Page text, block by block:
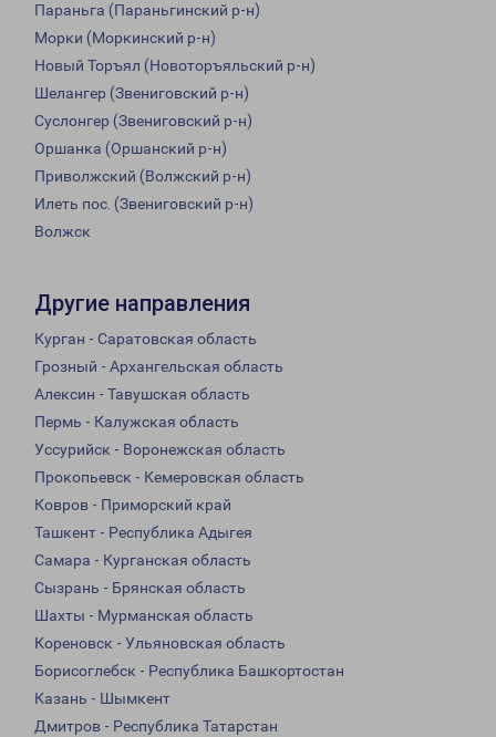
Параньга (Параньгинский р-н)
Морки (Моркинский р-н)
Новый Торъял (Новоторъяльский р-н)
Шелангер (Звениговский р-н)
Суслонгер (Звениговский р-н)
Оршанка (Оршанский р-н)
Приволжский (Волжский р-н)
Илеть пос. (Звениговский р-н)
Волжск
Другие направления
Курган - Саратовская область
Грозный - Архангельская область
Алексин - Тавушская область
Пермь - Калужская область
Уссурийск - Воронежская область
Прокопьевск - Кемеровская область
Ковров - Приморский край
Ташкент - Республика Адыгея
Самара - Курганская область
Сызрань - Брянская область
Шахты - Мурманская область
Кореновск - Ульяновская область
Борисоглебск - Республика Башкортостан
Казань - Шымкент
Дмитров - Республика Татарстан